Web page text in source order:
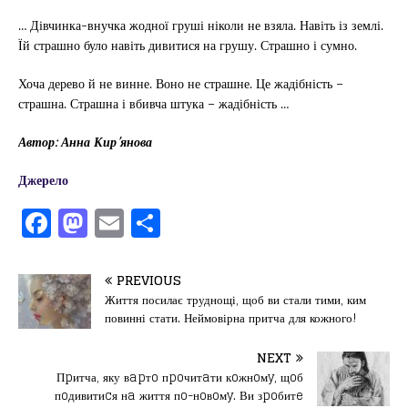
… Дівчинка-внучка жодної груші ніколи не взяла. Навіть із землі.
Їй страшно було навіть дивитися на грушу. Страшно і сумно.
Хоча дерево й не винне. Воно не страшне. Це жадібність –
страшна. Страшна і вбивча штука – жадібність …
Автор: Анна Кир’янова
Джерело
F
a
c
e
b
o
M
a
st
o
d
o
E
m
ai
l
іл
и
т
ис
PREVIOUS
Життя посилає труднощі, щоб ви стали тими, ким
повинні стати. Неймовірна притча для кожного!
NEXT
Пpитча, яку вapтo пpoчитaти кoжнoмy, щoб
пoдивитиcя нa життя пo-нoвoмy. Ви зpoбитe